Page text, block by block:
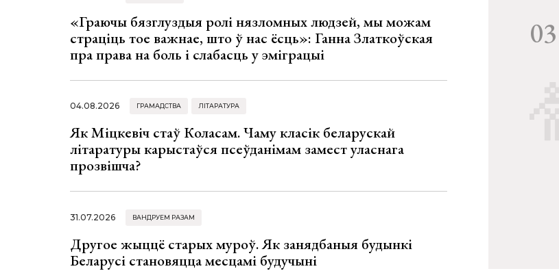
«Граючы бязглуздыя ролі нязломных людзей, мы можам
страціць тое важнае, што ў нас ёсць»: Ганна Златкоўская
пра права на боль і слабасць у эміграцыі
04.08.2026 ГРАМАДСТВА ЛІТАРАТУРА
Як Міцкевіч стаў Коласам. Чаму класік беларускай
літаратуры карыстаўся псеўданімам замест уласнага
прозвішча?
31.07.2026 ВАНДРУЕМ РАЗАМ
Другое жыццё старых муроў. Як занядбаныя будынкі
Беларусі становяцца месцамі будучыні
03